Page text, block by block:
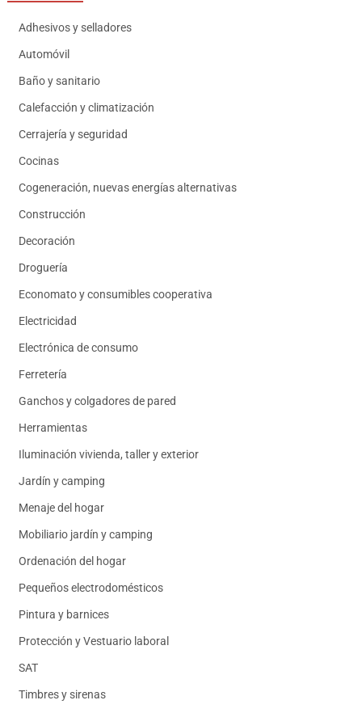
Adhesivos y selladores
Automóvil
Baño y sanitario
Calefacción y climatización
Cerrajería y seguridad
Cocinas
Cogeneración, nuevas energías alternativas
Construcción
Decoración
Droguería
Economato y consumibles cooperativa
Electricidad
Electrónica de consumo
Ferretería
Ganchos y colgadores de pared
Herramientas
Iluminación vivienda, taller y exterior
Jardín y camping
Menaje del hogar
Mobiliario jardín y camping
Ordenación del hogar
Pequeños electrodomésticos
Pintura y barnices
Protección y Vestuario laboral
SAT
Timbres y sirenas